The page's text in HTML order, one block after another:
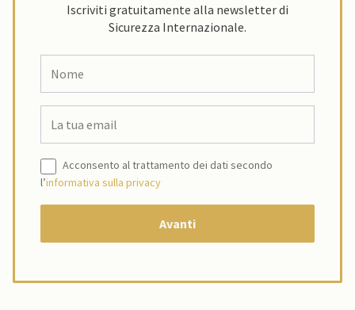
Iscriviti gratuitamente alla newsletter di
Sicurezza Internazionale.
Acconsento al trattamento dei dati secondo
l’informativa sulla privacy